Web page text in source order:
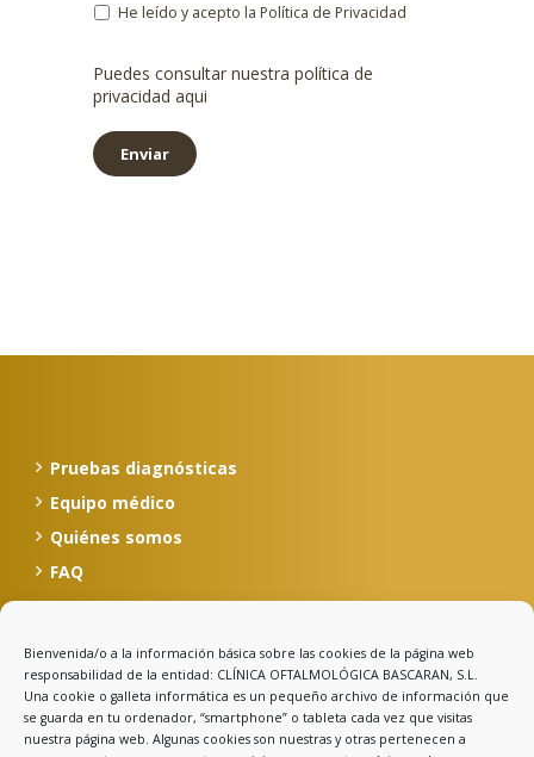
Bienvenida/o a la información básica sobre las cookies de la página web
responsabilidad de la entidad: CLÍNICA OFTALMOLÓGICA BASCARAN, S.L.
Una cookie o galleta informática es un pequeño archivo de información que
se guarda en tu ordenador, “smartphone” o tableta cada vez que visitas
nuestra página web. Algunas cookies son nuestras y otras pertenecen a
Política
He leído y acepto la Política de Privacidad
Puedes consultar nuestra política de
privacidadaqui
Enviar
Pruebas diagnósticas
Equipo médico
Quiénes somos
FAQ
Calle Celso Amieva, 12, 1º
33500 Llanes - Asturias
985 403 030
clinicabascaran@clinicabascaran.com